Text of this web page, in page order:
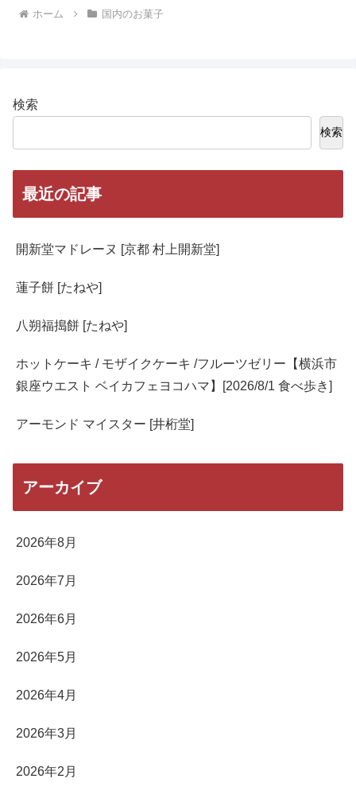
ホーム 国内のお菓子
検索
検索
最近の記事
開新堂マドレーヌ [京都 村上開新堂]
蓮子餅 [たねや]
八朔福搗餅 [たねや]
ホットケーキ / モザイクケーキ /フルーツゼリー【横浜市
銀座ウエスト ベイカフェヨコハマ】[2026/8/1 食べ歩き]
アーモンド マイスター [井桁堂]
アーカイブ
2026年8月
2026年7月
2026年6月
2026年5月
2026年4月
2026年3月
2026年2月